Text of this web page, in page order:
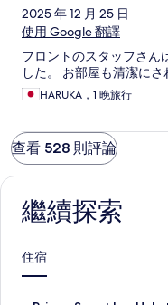
2025 年 12 月 25 日
使用 Google 翻譯
フロントのスタッフさん
した。 お部屋も清潔に
HARUKA，1 晚旅行
查看 528 則評論
繼續探索
住宿